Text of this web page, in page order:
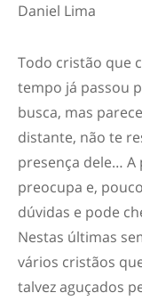
Daniel Lima
Todo cristão que
tempo já passou
busca, mas
distante, não te
presença dele… A
preocupa e,
dúvidas e pode
Nestas últimas
vários cristãos
talvez aguçados